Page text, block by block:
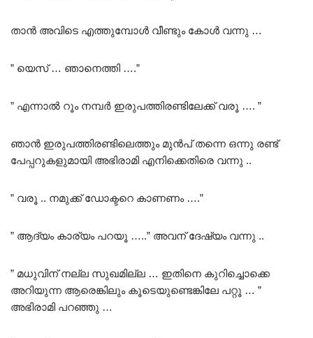
താൻ അവിടെ എത്തുമ്പോൾ വീണ്ടും കോൾ വന്നു …
” യെസ് … ഞാനെത്തി ….”
” എന്നാൽ റൂം നമ്പർ ഇരുപത്തിരണ്ടിലേക്ക് വരൂ …. ”
ഞാൻ ഇരുപത്തിരണ്ടിലെത്തും മുൻപ് തന്നെ ഒന്നു രണ്ട്
പേപ്പറുകളുമായി അഭിരാമി എനിക്കെതിരെ വന്നു ..
” വരൂ .. നമുക്ക് ഡോക്ടറെ കാണണം ….”
” ആദ്യം കാര്യം പറയൂ …..” അവന് ദേഷ്യം വന്നു ..
” മധുവിന് നല്ല സുഖമില്ല … ഇതിനെ കുറിച്ചൊക്കെ
അറിയുന്ന ആരെങ്കിലും കൂടെയുണ്ടെങ്കിലേ പറ്റൂ … ”
അഭിരാമി പറഞ്ഞു …